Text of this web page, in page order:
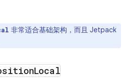
非常适合基础架构，而且 Jetpack
Local